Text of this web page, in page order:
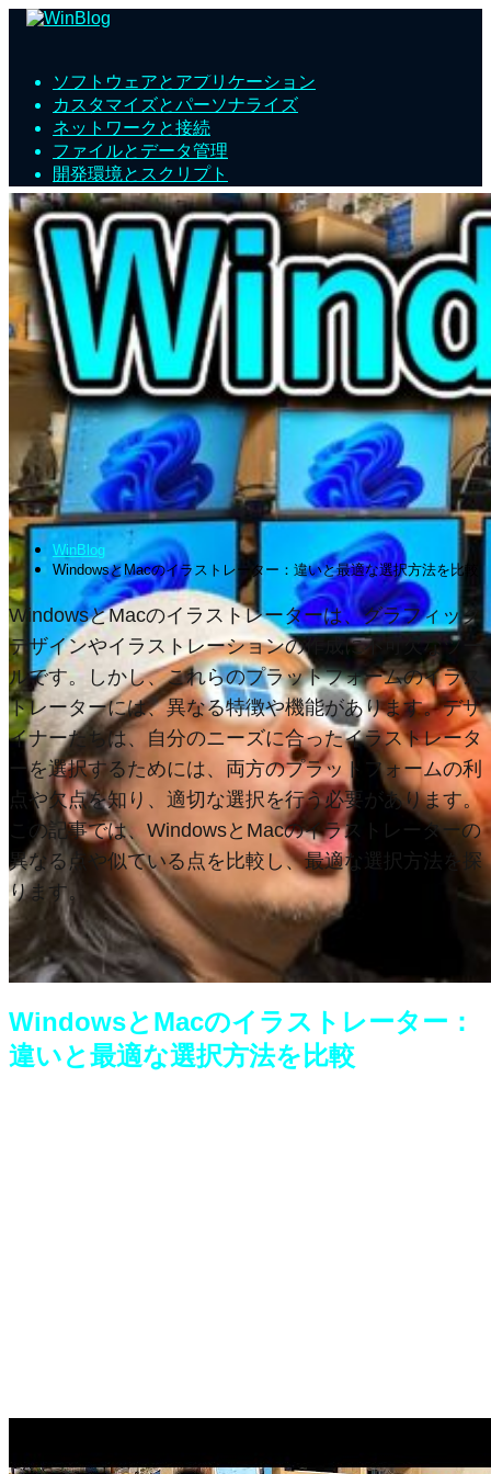
ソフトウェアとアプリケーション
カスタマイズとパーソナライズ
ネットワークと接続
ファイルとデータ管理
開発環境とスクリプト
WindowsとMacのイラストレーター：
違いと最適な選択方法を比較
WinBlog
WindowsとMacのイラストレーター：違いと最適な選択方法を比較
WindowsとMacのイラストレーターは、グラフィック
デザインやイラストレーションの作成に不可欠なツー
ルです。しかし、これらのプラットフォームのイラス
トレーターには、異なる特徴や機能があります。デザ
イナーたちは、自分のニーズに合ったイラストレータ
ーを選択するためには、両方のプラットフォームの利
点や欠点を知り、適切な選択を行う必要があります。
この記事では、WindowsとMacのイラストレーターの
異なる点や似ている点を比較し、最適な選択方法を探
ります。